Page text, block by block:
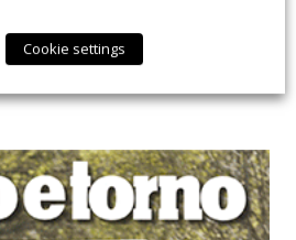
Cookie settings